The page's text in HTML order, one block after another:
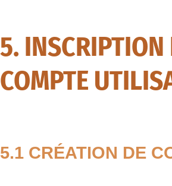
5. INSCRIPTION
COMPTE
5.1 CRÉATION DE